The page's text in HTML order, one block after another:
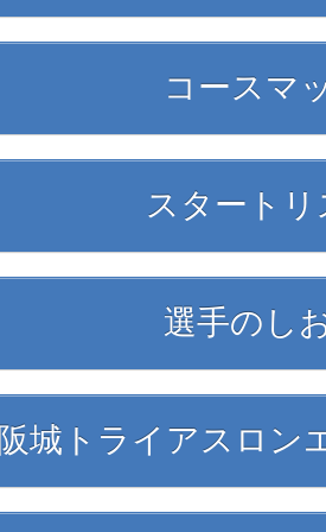
コースマ
スタートリ
選手のし
城トライアスロン